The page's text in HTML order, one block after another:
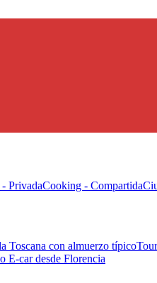
PrivadaCooking - Compartida
Toscana con almuerzo típico
E-car desde Florencia